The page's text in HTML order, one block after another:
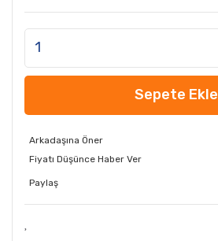
Sepete Ekle
Arkadaşına Öner
Fiyatı Düşünce Haber Ver
Paylaş